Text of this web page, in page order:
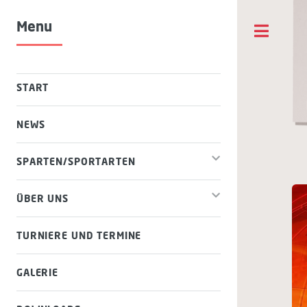
Menu
START
NEWS
SPARTEN/SPORTARTEN
ÜBER UNS
TURNIERE UND TERMINE
GALERIE